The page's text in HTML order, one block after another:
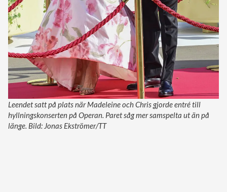
Leendet satt på plats när Madeleine och Chris gjorde entré till
hyllningskonserten på Operan. Paret såg mer samspelta ut än på
länge. Bild: Jonas Ekströmer/TT